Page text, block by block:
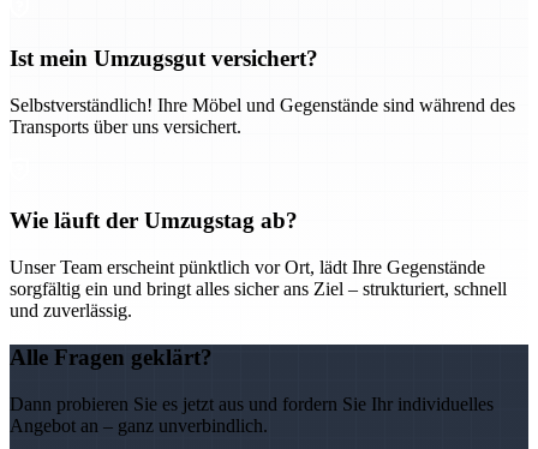
Ist mein Umzugsgut versichert?
Selbstverständlich! Ihre Möbel und Gegenstände sind während des
Transports über uns versichert.
Wie läuft der Umzugstag ab?
Unser Team erscheint pünktlich vor Ort, lädt Ihre Gegenstände
sorgfältig ein und bringt alles sicher ans Ziel – strukturiert, schnell
und zuverlässig.
Alle Fragen geklärt?
Dann probieren Sie es jetzt aus und fordern Sie Ihr individuelles
Angebot an – ganz unverbindlich.